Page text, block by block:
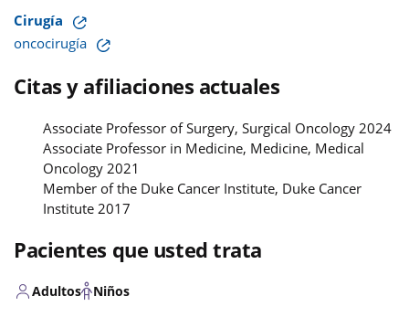
Cirugía
oncocirugía
Citas y afiliaciones actuales
Associate Professor of Surgery, Surgical Oncology 2024
Associate Professor in Medicine, Medicine, Medical
Oncology 2021
Member of the Duke Cancer Institute, Duke Cancer
Institute 2017
Pacientes que usted trata
Adultos Niños